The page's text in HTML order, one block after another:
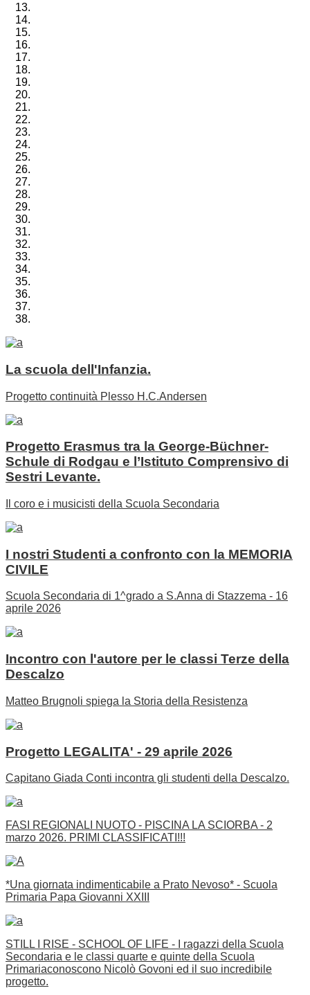
La scuola dell'Infanzia.
Progetto continuità Plesso H.C.Andersen
Progetto Erasmus tra la George-Büchner-
Schule di Rodgau e l’Istituto Comprensivo di
Sestri Levante.
Il coro e i musicisti della Scuola Secondaria
I nostri Studenti a confronto con la MEMORIA
CIVILE
Scuola Secondaria di 1^grado a S.Anna di Stazzema - 16
aprile 2026
Incontro con l'autore per le classi Terze della
Descalzo
Matteo Brugnoli spiega la Storia della Resistenza
Progetto LEGALITA' - 29 aprile 2026
Capitano Giada Conti incontra gli studenti della Descalzo.
FASI REGIONALI NUOTO - PISCINA LA SCIORBA - 2
marzo 2026. PRIMI CLASSIFICATI!!!
*Una giornata indimenticabile a Prato Nevoso* - Scuola
Primaria Papa Giovanni XXIII
STILL I RISE - SCHOOL OF LIFE - I ragazzi della Scuola
Secondaria e le classi quarte e quinte della Scuola
Primariaconoscono Nicolò Govoni ed il suo incredibile
progetto.